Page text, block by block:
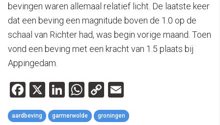
bevingen waren allemaal relatief licht. De laatste keer
dat een beving een magnitude boven de 1.0 op de
schaal van Richter had, was begin vorige maand. Toen
vond een beving met een kracht van 1.5 plaats bij
Appingedam.
Facebook
X LinkedIn
WhatsApp
Copy
Link
aardbeving garmerwolde groningen